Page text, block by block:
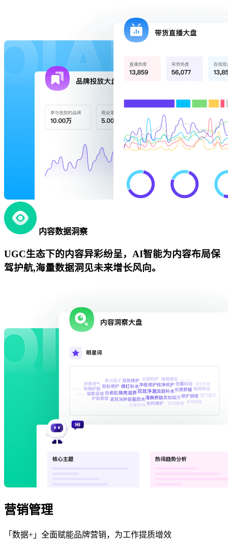
内容数据洞察
UGC生态下的内容异彩纷呈，AI智能为内容布局保
驾护航,海量数据洞见未来增长风向。
营销管理
「数据+」全面赋能品牌营销，为工作提质增效